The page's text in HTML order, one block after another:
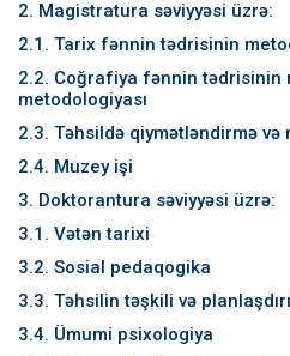
2. Magistratura səviyyəsi üzrə:
2.1. Tarix fənnin tədrisinin
2.2. Coğrafiya fənnin tədrisinin
metodologiyası
2.3. Təhsildə qiymətləndirmə və
2.4. Muzey işi
3. Doktorantura səviyyəsi üzrə:
3.1. Vətən tarixi
3.2. Sosial pedaqogika
3.3. Təhsilin təşkili və
3.4. Ümumi psixologiya